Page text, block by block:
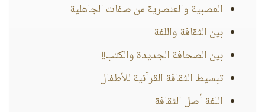
العصبية والعنصرية من صفات الجاهلية
بين الثقافة واللغة
بين الصحافة الجديدة والكتب!!
تبسيط الثقافة القرآنية للأطفال
اللغة أصل الثقافة